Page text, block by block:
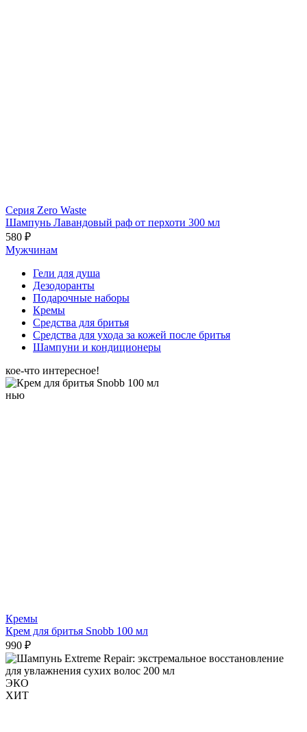
Серия Zero Waste
Шампунь Лавандовый раф от перхоти 300 мл
580 ₽
Мужчинам
Гели для душа
Дезодоранты
Подарочные наборы
Кремы
Средства для бритья
Средства для ухода за кожей после бритья
Шампуни и кондиционеры
кое-что интересное!
нью
Кремы
Крем для бритья Snobb 100 мл
990 ₽
ЭКО
ХИТ